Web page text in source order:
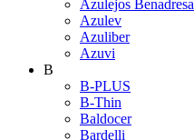
Azulejos Benadresa
Azulev
Azuliber
Azuvi
B
B-PLUS
B-Thin
Baldocer
Bardelli